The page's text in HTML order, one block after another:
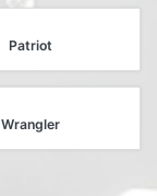
Patriot
Wrangler